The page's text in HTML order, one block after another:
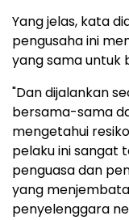
Yang jelas, kata
pengusaha ini
yang sama untuk
"Dan dijalankan
bersama-sama
mengetahui
pelaku ini sangat
penguasa dan
yang
penyelenggara